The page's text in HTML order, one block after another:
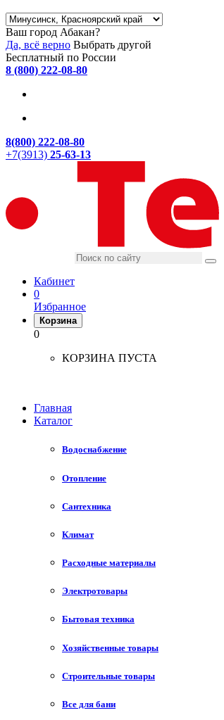
Ваш город Абакан?
Да, всё верно Выбрать другой
Бесплатный по России
8 (800) 222-08-80
8(800) 222-08-80
+7(3913) 25-63-13
Кабинет
0
Избранное
Корзина
0
КОРЗИНА ПУСТА
Главная
Каталог
Водоснабжение
Отопление
Сантехника
Климат
Расходные материалы
Электротовары
Бытовая техника
Хозяйственные товары
Строительные товары
Все для бани